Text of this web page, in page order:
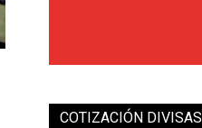
COTIZACIÓN DIVISAS